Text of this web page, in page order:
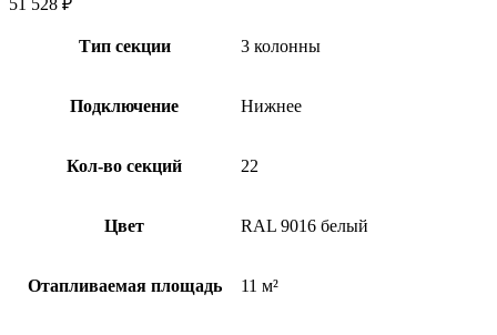
51 528 ₽
Тип секции 3 колонны
Подключение Нижнее
Кол-во секций 22
Цвет RAL 9016 белый
Отапливаемая площадь 11 м²